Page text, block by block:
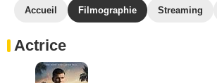
Accueil Filmographie Streaming
Actrice